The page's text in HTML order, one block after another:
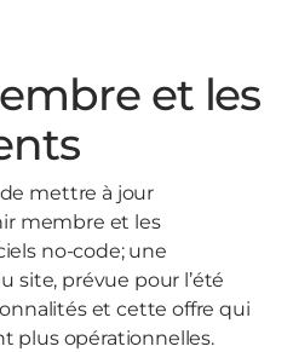
et les
mettre à jour
membre et les
no-code; une
site, prévue pour l’été
et cette offre qui
plus opérationnelles.